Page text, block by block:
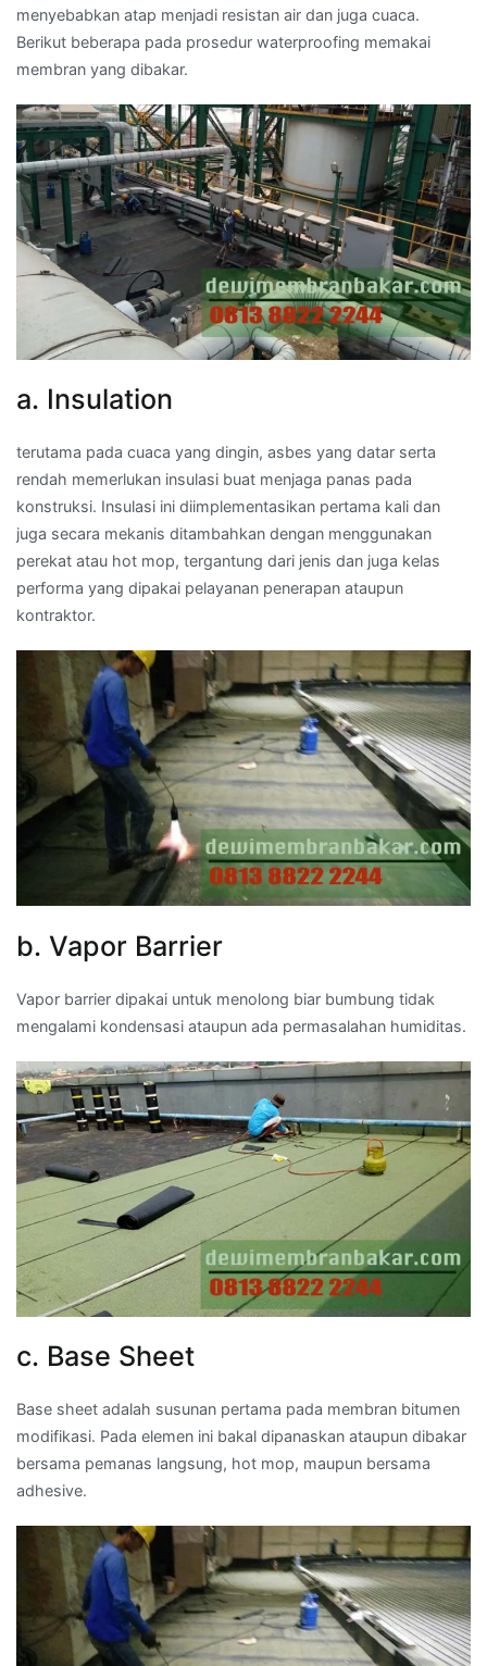
menyebabkan atap menjadi resistan air dan juga cuaca.
Berikut beberapa pada prosedur waterproofing memakai
membran yang dibakar.
a. Insulation
terutama pada cuaca yang dingin, asbes yang datar serta
rendah memerlukan insulasi buat menjaga panas pada
konstruksi. Insulasi ini diimplementasikan pertama kali dan
juga secara mekanis ditambahkan dengan menggunakan
perekat atau hot mop, tergantung dari jenis dan juga kelas
performa yang dipakai pelayanan penerapan ataupun
kontraktor.
b. Vapor Barrier
Vapor barrier dipakai untuk menolong biar bumbung tidak
mengalami kondensasi ataupun ada permasalahan humiditas.
c. Base Sheet
Base sheet adalah susunan pertama pada membran bitumen
modifikasi. Pada elemen ini bakal dipanaskan ataupun dibakar
bersama pemanas langsung, hot mop, maupun bersama
adhesive.